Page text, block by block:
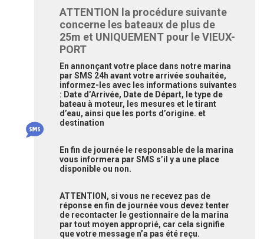
ATTENTION la procédure suivante
concerne les bateaux de plus de
25m et UNIQUEMENT pour le VIEUX-
PORT
En annonçant votre place dans notre marina
par SMS 24h avant votre arrivée souhaitée,
informez-les avec les informations suivantes
: Date d’Arrivée, Date de Départ, le type de
bateau à moteur, les mesures et le tirant
d’eau, ainsi que les ports d’origine. et
destination
En fin de journée le responsable de la marina
vous informera par SMS s’il y a une place
disponible ou non.
ATTENTION, si vous ne recevez pas de
réponse en fin de journée vous devez tenter
de recontacter le gestionnaire de la marina
par tout moyen approprié, car cela signifie
que votre message n’a pas été reçu.